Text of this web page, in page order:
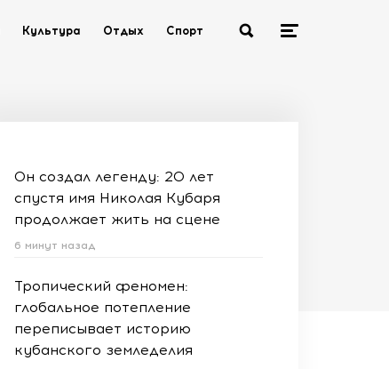
Культура Отдых Спорт
Он создал легенду: 20 лет
спустя имя Николая Кубаря
продолжает жить на сцене
6 минут назад
Тропический феномен:
глобальное потепление
переписывает историю
кубанского земледелия